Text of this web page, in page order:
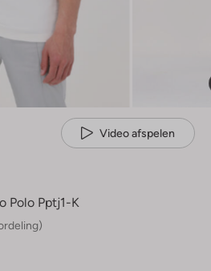
Video afspelen
Polo Pptj1-K